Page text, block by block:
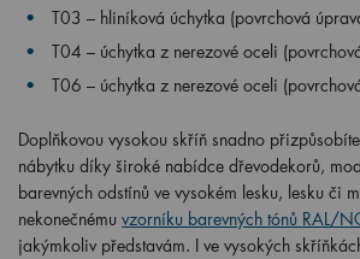
T03 – hliníková úchytka (povrchová
T04 – úchytka z nerezové oceli
T06 – úchytka z nerezové oceli
Doplňkovou vysokou skříň snadno
nábytku díky široké nabídce dřevodekorů,
barevných odstínů ve vysokém lesku, lesku či
nekonečnému vzorníku barevných tónů RAL/
jakýmkoliv představám. I ve vysokých